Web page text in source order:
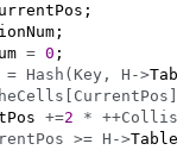
= 0 ;
= Hash(Key, H->
+=2 *
>= H->